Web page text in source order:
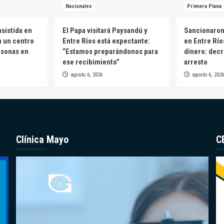
en
un centro
en
Nacionales
El Papa visitará Paysandú y
Entre Ríos está expectante:
“Estamos preparándonos para
ese recibimiento”
agosto 6, 2026
Primera Plana
en Entre
dinero:
arresto
agosto 6, 2026
Clínica Mayo